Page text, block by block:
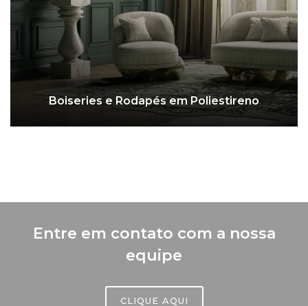
Boiseries e Rodapés em Poliestireno
Entre em contato com a nossa
equipe
CLIQUE AQUI